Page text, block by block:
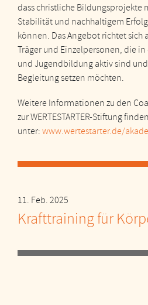
dass christliche Bildungsprojekte
Stabilität und nachhaltigem
können. Das Angebot richtet sich
Träger und Einzelpersonen, die
und Jugendbildung aktiv sind
Begleitung setzen möchten.
Weitere Informationen zu den
zur WERTESTARTER-Stiftung
unter: www.wertestarter.de/
11. Feb. 2025
Krafttraining für